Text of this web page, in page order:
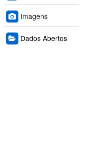
Imagens
Dados Abertos